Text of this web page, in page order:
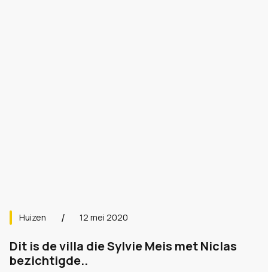
Huizen 12 mei 2020
Dit is de villa die Sylvie Meis met Niclas
bezichtigde..